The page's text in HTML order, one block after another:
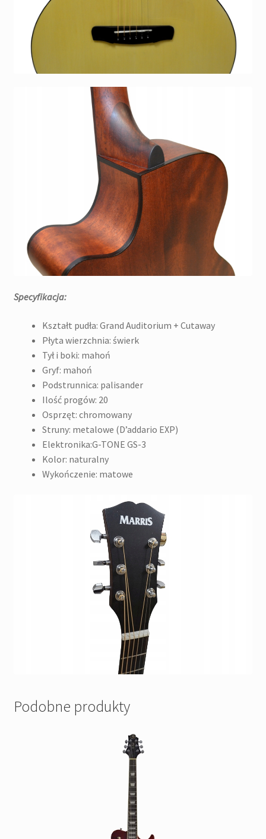
Specyfikacja:
Kształt pudła: Grand Auditorium + Cutaway
Płyta wierzchnia: świerk
Tył i boki: mahoń
Gryf: mahoń
Podstrunnica: palisander
Ilość progów: 20
Osprzęt: chromowany
Struny: metalowe (D’addario EXP)
Elektronika:G-TONE GS-3
Kolor: naturalny
Wykończenie: matowe
Podobne produkty